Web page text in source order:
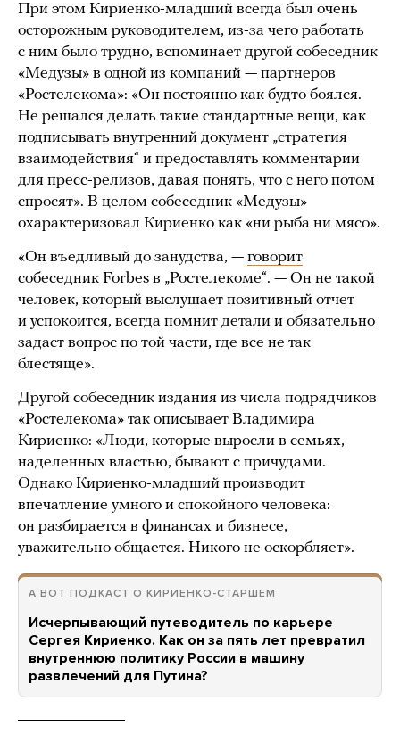
При этом Кириенко-младший всегда был очень
осторожным руководителем, из-за чего работать
с ним было трудно, вспоминает другой собеседник
«Медузы» в одной из компаний — партнеров
«Ростелекома»: «Он постоянно как будто боялся.
Не решался делать такие стандартные вещи, как
подписывать внутренний документ „стратегия
взаимодействия“ и предоставлять комментарии
для пресс-релизов, давая понять, что с него потом
спросят». В целом собеседник «Медузы»
охарактеризовал Кириенко как «ни рыба ни мясо».
«Он въедливый до занудства, — говорит
собеседник Forbes в „Ростелекоме“. — Он не такой
человек, который выслушает позитивный отчет
и успокоится, всегда помнит детали и обязательно
задаст вопрос по той части, где все не так
блестяще».
Другой собеседник издания из числа подрядчиков
«Ростелекома» так описывает Владимира
Кириенко: «Люди, которые выросли в семьях,
наделенных властью, бывают с причудами.
Однако Кириенко-младший производит
впечатление умного и спокойного человека:
он разбирается в финансах и бизнесе,
уважительно общается. Никого не оскорбляет».
А ВОТ ПОДКАСТ О КИРИЕНКО-СТАРШЕМ
Исчерпывающий путеводитель по карьере
Сергея Кириенко. Как он за пять лет превратил
внутреннюю политику России в машину
развлечений для Путина?